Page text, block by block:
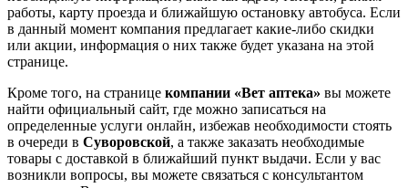
работы, карту проезда и ближайшую остановку автобуса. Если
в данный момент компания предлагает какие-либо скидки
или акции, информация о них также будет указана на этой
странице.
Кроме того, на странице компании «Вет аптека» вы можете
найти официальный сайт, где можно записаться на
определенные услуги онлайн, избежав необходимости стоять
в очереди в Суворовской, а также заказать необходимые
товары с доставкой в ближайший пункт выдачи. Если у вас
возникли вопросы, вы можете связаться с консультантом